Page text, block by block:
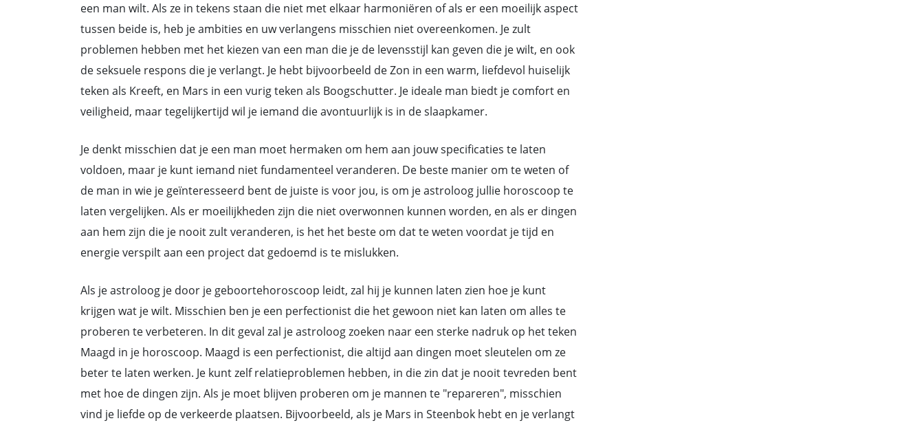
een man wilt. Als ze in tekens staan die niet met elkaar harmoniëren of als er een moeilijk aspect
tussen beide is, heb je ambities en uw verlangens misschien niet overeenkomen. Je zult
problemen hebben met het kiezen van een man die je de levensstijl kan geven die je wilt, en ook
de seksuele respons die je verlangt. Je hebt bijvoorbeeld de Zon in een warm, liefdevol huiselijk
teken als Kreeft, en Mars in een vurig teken als Boogschutter. Je ideale man biedt je comfort en
veiligheid, maar tegelijkertijd wil je iemand die avontuurlijk is in de slaapkamer.
Je denkt misschien dat je een man moet hermaken om hem aan jouw specificaties te laten
voldoen, maar je kunt iemand niet fundamenteel veranderen. De beste manier om te weten of
de man in wie je geïnteresseerd bent de juiste is voor jou, is om je astroloog jullie horoscoop te
laten vergelijken. Als er moeilijkheden zijn die niet overwonnen kunnen worden, en als er dingen
aan hem zijn die je nooit zult veranderen, is het het beste om dat te weten voordat je tijd en
energie verspilt aan een project dat gedoemd is te mislukken.
Als je astroloog je door je geboortehoroscoop leidt, zal hij je kunnen laten zien hoe je kunt
krijgen wat je wilt. Misschien ben je een perfectionist die het gewoon niet kan laten om alles te
proberen te verbeteren. In dit geval zal je astroloog zoeken naar een sterke nadruk op het teken
Maagd in je horoscoop. Maagd is een perfectionist, die altijd aan dingen moet sleutelen om ze
beter te laten werken. Je kunt zelf relatieproblemen hebben, in die zin dat je nooit tevreden bent
met hoe de dingen zijn. Als je moet blijven proberen om je mannen te "repareren", misschien
vind je liefde op de verkeerde plaatsen. Bijvoorbeeld, als je Mars in Steenbok hebt en je verlangt